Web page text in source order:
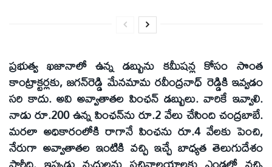
ప్రభుత్వ ఖజానాలో ఉన్న డబ్బును కమీషన్ల కోసం సొంత
కాంట్రాక్టర్లకు, జగన్‌రెడ్డి మేనమామ రవీంద్రనాధ్‌ రెడ్డికి ఇవ్వడం
సరి కాదు. అవి అవ్వాతాతల పింఛన్‌ డబ్బులు. వారికే ఇవ్వాలి.
నాడు రూ.200 ఉన్న పింఛన్‌ను రూ.2 వేలు చేసింది చంద్రబాబే.
మరలా అధికారంలోకి రాగానే పింఛను రూ.4 వేలకు పెంచి,
నేరుగా అవ్వాతాతల ఇంటికి వచ్చి ఇచ్చే బాధ్యత తెలుగుదేశం